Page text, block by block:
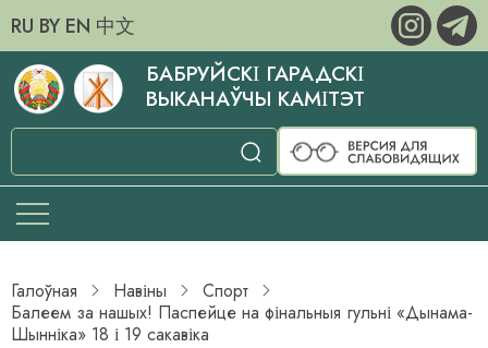
RU BY EN 中文
БАБРУЙСКІ ГАРАДСКІ
ВЫКАНАЎЧЫ КАМІТЭТ
Галоўная Навіны
Спорт
Балеем за нашых! Паспейце на фінальныя гульні «Дынама-
Шынніка» 18 і 19 сакавіка